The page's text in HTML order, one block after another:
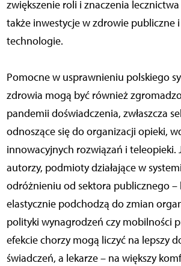
zwiększenie roli i znaczenia
także inwestycje w zdrowie publiczne
technologie.
Pomocne w usprawnieniu polskiego
zdrowia mogą być również
pandemii doświadczenia, zwłaszcza
odnoszące się do organizacji opieki,
innowacyjnych rozwiązań i teleopieki.
autorzy, podmioty działające w
odróżnieniu od sektora publicznego –
elastycznie podchodzą do zmian
polityki wynagrodzeń czy mobilności
efekcie chorzy mogą liczyć na lepszy
świadczeń, a lekarze – na większy